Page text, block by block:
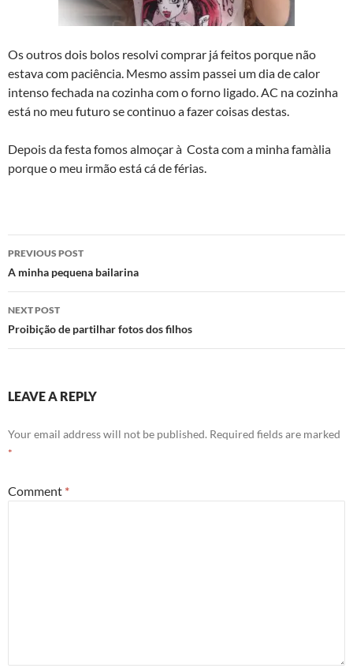
Os outros dois bolos resolvi comprar já feitos porque não
estava com paciência. Mesmo assim passei um dia de calor
intenso fechada na cozinha com o forno ligado. AC na cozinha
está no meu futuro se continuo a fazer coisas destas.
Depois da festa fomos almoçar à Costa com a minha famà­lia
porque o meu irmão está cá de férias.
Post
navigation
PREVIOUS POST
A minha pequena bailarina
NEXT POST
Proibição de partilhar fotos dos filhos
LEAVE A REPLY
Your email address will not be published. Required fields are marked
*
Comment *